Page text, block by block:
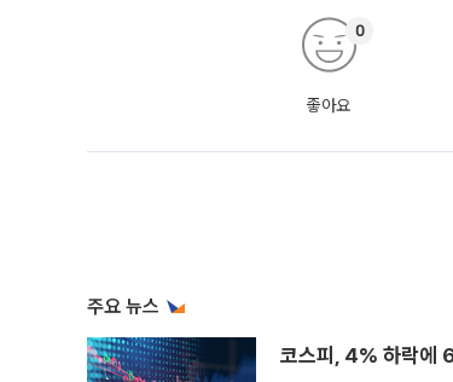
좋아요
0
주요 뉴스
코스피, 4% 하락에